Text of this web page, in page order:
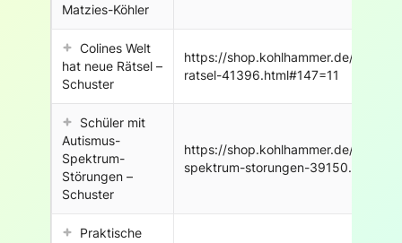
Matzies-Köhler
Colines Welt
hat neue Rätsel –
Schuster
https://shop.kohlhammer.de/
ratsel-41396.html#147=11
Schüler mit
Autismus-
Spektrum-
Störungen –
Schuster
https://shop.kohlhammer.de/
spektrum-storungen-
Praktische